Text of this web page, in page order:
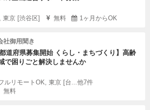
東京 [渋谷区] 無料 1ヶ月からOK
社御用聞き
都道府県募集開始 くらし・まちづくり】高齢
で困りごと解決しませんか
ルリモートOK, 東京 [台...他7件
無料